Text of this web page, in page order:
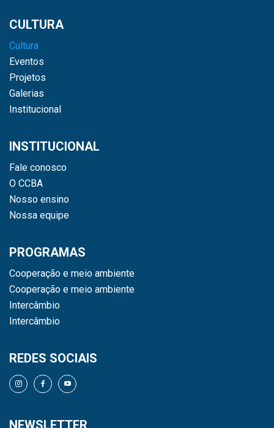
CULTURA
Cultura
Eventos
Projetos
Galerias
Institucional
INSTITUCIONAL
Fale conosco
O CCBA
Nosso ensino
Nossa equipe
PROGRAMAS
Cooperação e meio ambiente
Cooperação e meio ambiente
Intercâmbio
Intercâmbio
REDES SOCIAIS